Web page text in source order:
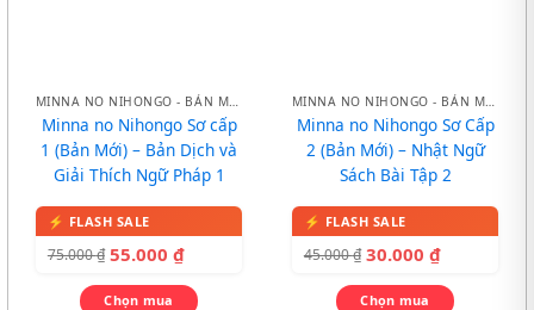
MINNA NO NIHONGO - BẢN MỚI
Minna no Nihongo Sơ cấp
1 (Bản Mới) – Bản Dịch và
Giải Thích Ngữ Pháp 1
75.000₫ 55.000 ₫
Chọn mua
MINNA NO NIHONGO - BẢN MỚI
Minna no Nihongo Sơ Cấp
2 (Bản Mới) – Nhật Ngữ
Sách Bài Tập 2
45.000₫ 30.000 ₫
Chọn mua